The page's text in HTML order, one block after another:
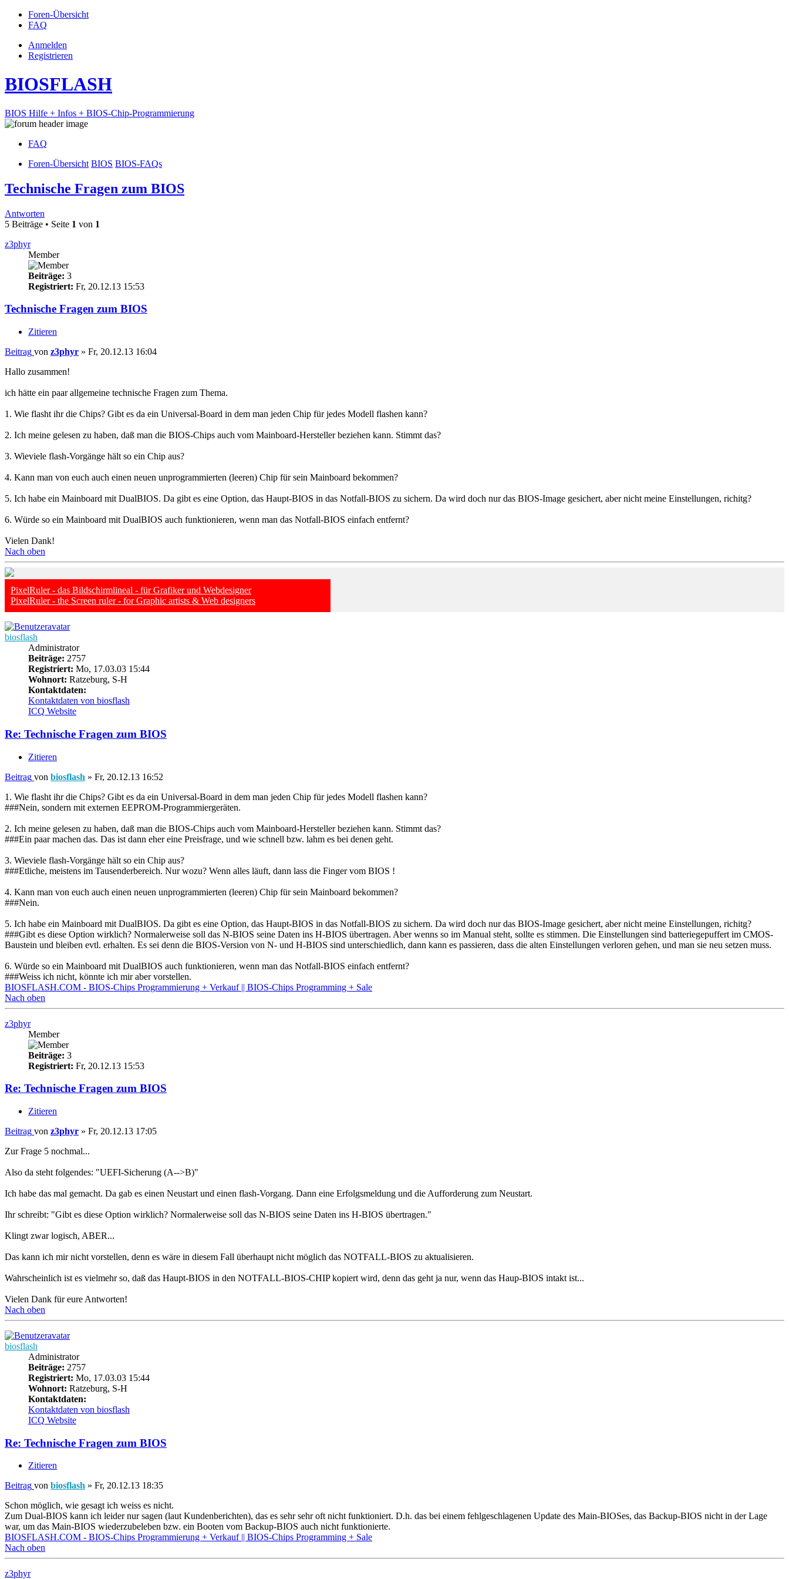
Foren-Übersicht
FAQ
Anmelden
Registrieren
BIOSFLASH
BIOS Hilfe + Infos + BIOS-Chip-Programmierung
FAQ
Foren-Übersicht BIOS BIOS-FAQs
Technische Fragen zum BIOS
Antworten
5 Beiträge • Seite 1 von 1
z3phyr
Member
Beiträge: 3
Registriert: Fr, 20.12.13 15:53
Technische Fragen zum BIOS
Zitieren
Beitrag von z3phyr » Fr, 20.12.13 16:04
Hallo zusammen!
ich hätte ein paar allgemeine technische Fragen zum Thema.
1. Wie flasht ihr die Chips? Gibt es da ein Universal-Board in dem man jeden Chip für jedes Modell flashen kann?
2. Ich meine gelesen zu haben, daß man die BIOS-Chips auch vom Mainboard-Hersteller beziehen kann. Stimmt das?
3. Wieviele flash-Vorgänge hält so ein Chip aus?
4. Kann man von euch auch einen neuen unprogrammierten (leeren) Chip für sein Mainboard bekommen?
5. Ich habe ein Mainboard mit DualBIOS. Da gibt es eine Option, das Haupt-BIOS in das Notfall-BIOS zu sichern. Da wird doch nur das BIOS-Image gesichert, aber nicht meine Einstellungen, richitg?
6. Würde so ein Mainboard mit DualBIOS auch funktionieren, wenn man das Notfall-BIOS einfach entfernt?
Vielen Dank!
Nach oben
PixelRuler - das Bildschirmlineal - für Grafiker und Webdesigner
PixelRuler - the Screen ruler - for Graphic artists & Web designers
biosflash
Administrator
Beiträge: 2757
Registriert: Mo, 17.03.03 15:44
Wohnort: Ratzeburg, S-H
Kontaktdaten:
Kontaktdaten von biosflash
ICQ Website
Re: Technische Fragen zum BIOS
Zitieren
Beitrag von biosflash » Fr, 20.12.13 16:52
1. Wie flasht ihr die Chips? Gibt es da ein Universal-Board in dem man jeden Chip für jedes Modell flashen kann?
###Nein, sondern mit externen EEPROM-Programmiergeräten.
2. Ich meine gelesen zu haben, daß man die BIOS-Chips auch vom Mainboard-Hersteller beziehen kann. Stimmt das?
###Ein paar machen das. Das ist dann eher eine Preisfrage, und wie schnell bzw. lahm es bei denen geht.
3. Wieviele flash-Vorgänge hält so ein Chip aus?
###Etliche, meistens im Tausenderbereich. Nur wozu? Wenn alles läuft, dann lass die Finger vom BIOS !
4. Kann man von euch auch einen neuen unprogrammierten (leeren) Chip für sein Mainboard bekommen?
###Nein.
5. Ich habe ein Mainboard mit DualBIOS. Da gibt es eine Option, das Haupt-BIOS in das Notfall-BIOS zu sichern. Da wird doch nur das BIOS-Image gesichert, aber nicht meine Einstellungen, richitg?
###Gibt es diese Option wirklich? Normalerweise soll das N-BIOS seine Daten ins H-BIOS übertragen. Aber wenns so im Manual steht, sollte es stimmen. Die Einstellungen sind batteriegepuffert im CMOS-
Baustein und bleiben evtl. erhalten. Es sei denn die BIOS-Version von N- und H-BIOS sind unterschiedlich, dann kann es passieren, dass die alten Einstellungen verloren gehen, und man sie neu setzen muss.
6. Würde so ein Mainboard mit DualBIOS auch funktionieren, wenn man das Notfall-BIOS einfach entfernt?
###Weiss ich nicht, könnte ich mir aber vorstellen.
BIOSFLASH.COM - BIOS-Chips Programmierung + Verkauf || BIOS-Chips Programming + Sale
Nach oben
z3phyr
Member
Beiträge: 3
Registriert: Fr, 20.12.13 15:53
Re: Technische Fragen zum BIOS
Zitieren
Beitrag von z3phyr » Fr, 20.12.13 17:05
Zur Frage 5 nochmal...
Also da steht folgendes: "UEFI-Sicherung (A-->B)"
Ich habe das mal gemacht. Da gab es einen Neustart und einen flash-Vorgang. Dann eine Erfolgsmeldung und die Aufforderung zum Neustart.
Ihr schreibt: "Gibt es diese Option wirklich? Normalerweise soll das N-BIOS seine Daten ins H-BIOS übertragen."
Klingt zwar logisch, ABER...
Das kann ich mir nicht vorstellen, denn es wäre in diesem Fall überhaupt nicht möglich das NOTFALL-BIOS zu aktualisieren.
Wahrscheinlich ist es vielmehr so, daß das Haupt-BIOS in den NOTFALL-BIOS-CHIP kopiert wird, denn das geht ja nur, wenn das Haup-BIOS intakt ist...
Vielen Dank für eure Antworten!
Nach oben
biosflash
Administrator
Beiträge: 2757
Registriert: Mo, 17.03.03 15:44
Wohnort: Ratzeburg, S-H
Kontaktdaten:
Kontaktdaten von biosflash
ICQ Website
Re: Technische Fragen zum BIOS
Zitieren
Beitrag von biosflash » Fr, 20.12.13 18:35
Schon möglich, wie gesagt ich weiss es nicht.
Zum Dual-BIOS kann ich leider nur sagen (laut Kundenberichten), das es sehr sehr oft nicht funktioniert. D.h. das bei einem fehlgeschlagenen Update des Main-BIOSes, das Backup-BIOS nicht in der Lage
war, um das Main-BIOS wiederzubeleben bzw. ein Booten vom Backup-BIOS auch nicht funktionierte.
BIOSFLASH.COM - BIOS-Chips Programmierung + Verkauf || BIOS-Chips Programming + Sale
Nach oben
z3phyr